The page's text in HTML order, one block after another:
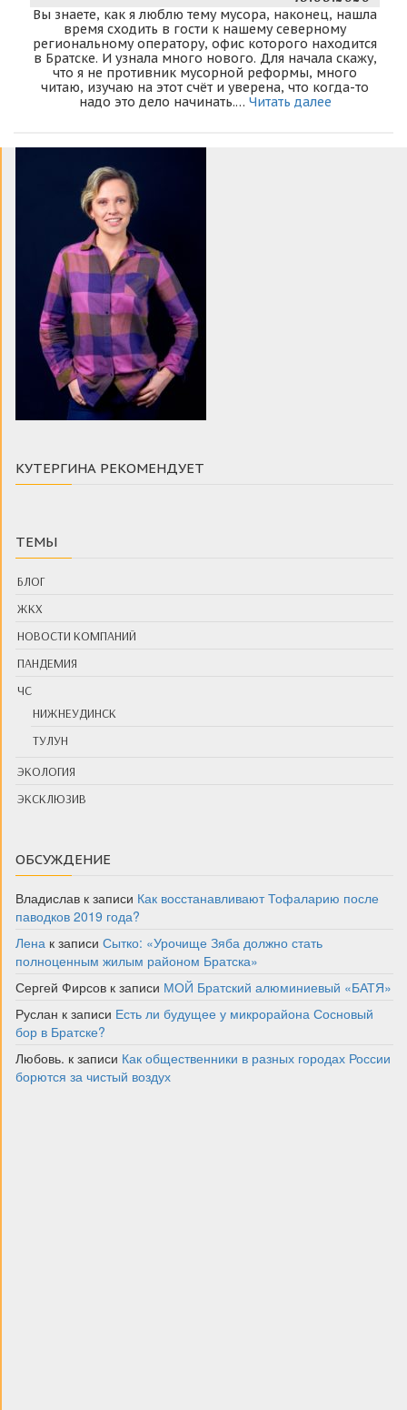
Вы знаете, как я люблю тему мусора, наконец, нашла
время сходить в гости к нашему северному
региональному оператору, офис которого находится
в Братске. И узнала много нового. Для начала скажу,
что я не противник мусорной реформы, много
читаю, изучаю на этот счёт и уверена, что когда-то
надо это дело начинать.… Читать далее
КУТЕРГИНА РЕКОМЕНДУЕТ
ТЕМЫ
БЛОГ
ЖКХ
НОВОСТИ КОМПАНИЙ
ПАНДЕМИЯ
ЧС
НИЖНЕУДИНСК
ТУЛУН
ЭКОЛОГИЯ
ЭКСКЛЮЗИВ
ОБСУЖДЕНИЕ
Владислав к записи Как восстанавливают Тофаларию после
паводков 2019 года?
Лена к записи Сытко: «Урочище Зяба должно стать
полноценным жилым районом Братска»
Сергей Фирсов к записи МОЙ Братский алюминиевый «БАТЯ»
Руслан к записи Есть ли будущее у микрорайона Сосновый
бор в Братске?
Любовь. к записи Как общественники в разных городах России
борются за чистый воздух